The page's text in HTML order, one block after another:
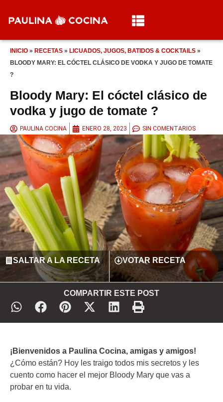
INICIO » RECETAS » LICUADOS, JUGOS, BATIDOS & COCKTAILS »
BLOODY MARY: EL CÓCTEL CLÁSICO DE VODKA Y JUGO DE TOMATE
?
Bloody Mary: El cóctel clásico de
vodka y jugo de tomate ?
PAULINA COCINA ENERO 28, 2023 SIN COMENTARIOS
SALTAR A LA RECETA VOTAR RECETA
COMPARTIR ESTE POST
¡Bienvenidos a Paulina Cocina, amigas y amigos!
¿Cómo están? Hoy les traigo todos mis secretos y les
cuento como hacer el mejor Bloody Mary que vas a
probar en tu vida.